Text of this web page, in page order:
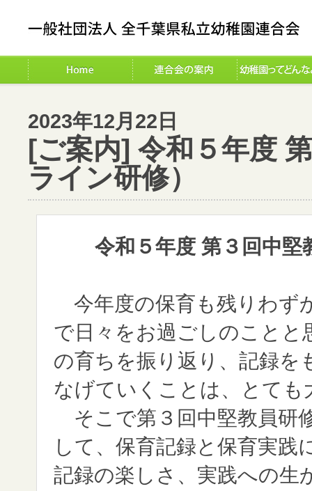
2023年12月22日
[ご案内] 令和５年度
ライン研修）
令和５年度 第３回中
今年度の保育も残りわず
で日々をお過ごしのこと
の育ちを振り返り、記録を
なげていくことは、とても
そこで第３回中堅教員研
して、保育記録と保育実
記録の楽しさ、実践への生